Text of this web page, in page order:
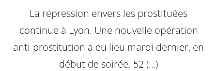
La répression envers les prostituées
continue à Lyon. Une nouvelle opération
anti-prostitution a eu lieu mardi dernier, en
début de soirée. 52 (…)